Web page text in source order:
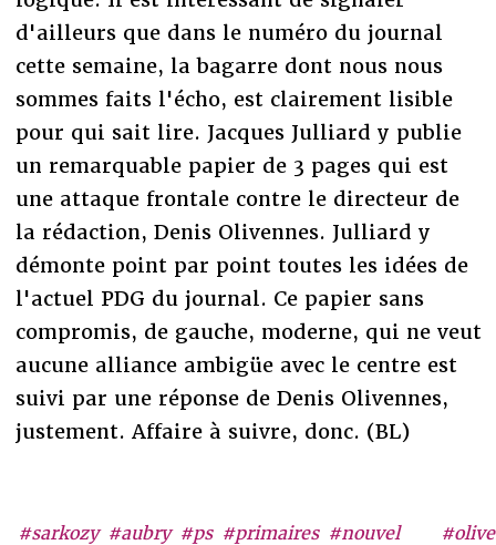
#sarkozy #aubry #ps #primaires #nouvel
d'ailleurs que dans le numéro du journal
cette semaine, la bagarre dont nous nous
sommes faits l'écho, est clairement lisible
pour qui sait lire. Jacques Julliard y publie
un remarquable papier de 3 pages qui est
une attaque frontale contre le directeur de
la rédaction, Denis Olivennes. Julliard y
démonte point par point toutes les idées de
l'actuel PDG du journal. Ce papier sans
compromis, de gauche, moderne, qui ne veut
aucune alliance ambigüe avec le centre est
suivi par une réponse de Denis Olivennes,
justement. Affaire à suivre, donc. (BL)